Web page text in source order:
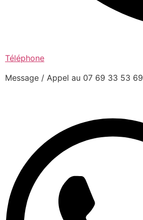
Téléphone
Message / Appel au 07 69 33 53 69